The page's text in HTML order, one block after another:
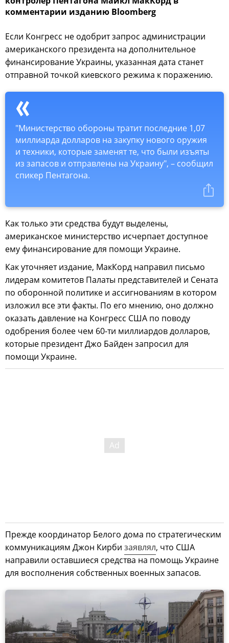
комментарии изданию Bloomberg
Если Конгресс не одобрит запрос администрации
американского президента на дополнительное
финансирование Украины, указанная дата станет
отправной точкой киевского режима к поражению.
"Министерство обороны тратит последние 1,07
миллиарда долларов на закупку нового оружия
и техники, которые заменят те, что были изъяты
из запасов и отправлены на Украину", – сообщил
спикер Пентагона.
Как только эти средства будут выделены,
американское министерство исчерпает доступное
ему финансирование для помощи Украине.
Как уточняет издание, МакКорд направил письмо
лидерам комитетов Палаты представителей и Сената
по оборонной политике и ассигнованиям в котором
изложил все эти факты. По его мнению, оно должно
оказать давление на Конгресс США по поводу
одобрения более чем 60-ти миллиардов долларов,
которые президент Джо Байден запросил для
помощи Украине.
Прежде координатор Белого дома по стратегическим
коммуникациям Джон Кирби заявлял, что США
направили оставшиеся средства на помощь Украине
для восполнения собственных военных запасов.